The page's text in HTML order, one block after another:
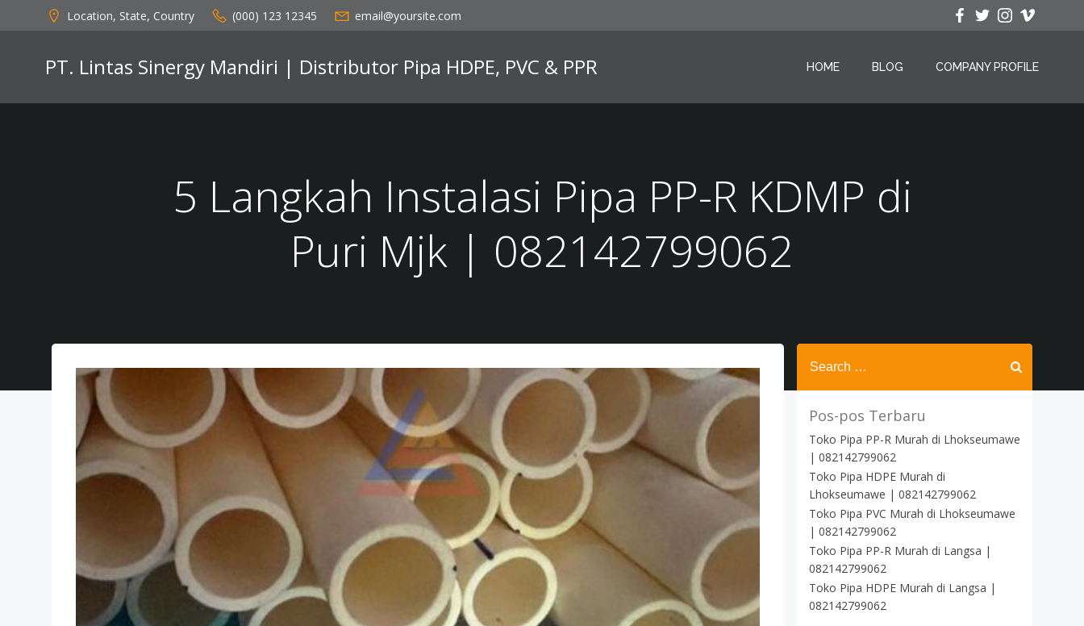
to
Location, State, Country (000) 123 12345 email@yoursite.com
PT. Lintas Sinergy Mandiri | Distributor Pipa HDPE, PVC & PPR HOME BLOG COMPANY PROFILE
5 Langkah Instalasi Pipa PP-R KDMP di
Puri Mjk | 082142799062
Search
for:
Pos-pos Terbaru
Toko Pipa PP-R Murah di Lhokseumawe
| 082142799062
Toko Pipa HDPE Murah di
Lhokseumawe | 082142799062
Toko Pipa PVC Murah di Lhokseumawe
| 082142799062
Toko Pipa PP-R Murah di Langsa |
082142799062
Toko Pipa HDPE Murah di Langsa |
082142799062